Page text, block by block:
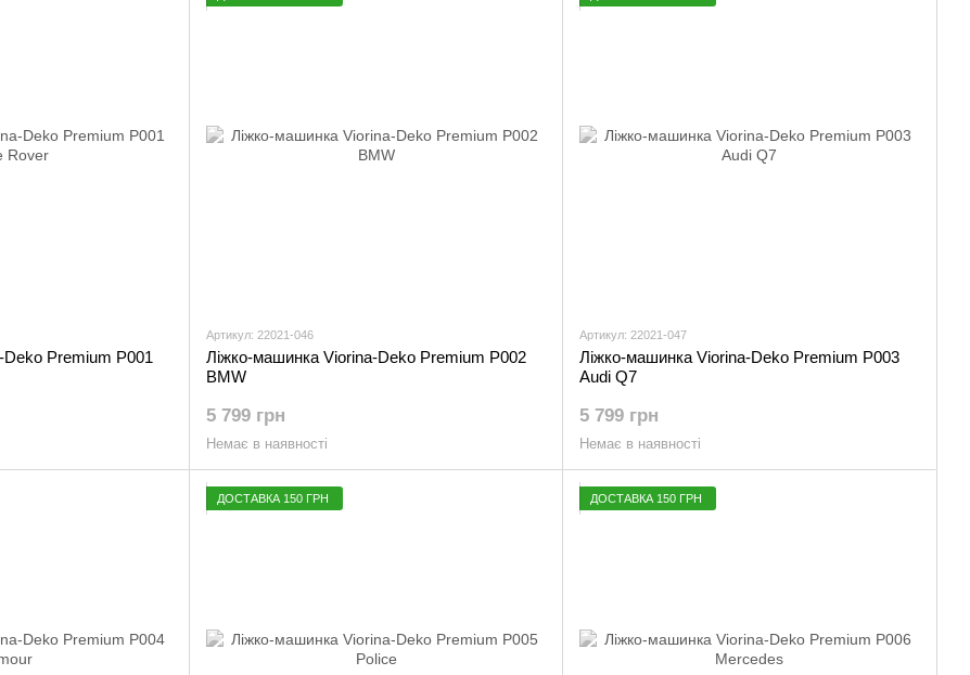
Premium Р001
Артикул: 22021-046
Ліжко-машинка Viorina-Deko Premium Р002
BMW
5 799 грн
Немає в наявності
Артикул: 22021-047
Ліжко-машинка Viorina-Deko Premium Р003
Audi Q7
5 799 грн
Немає в наявності
ДОСТАВКА 150 ГРН ДОСТАВКА 150 ГРН